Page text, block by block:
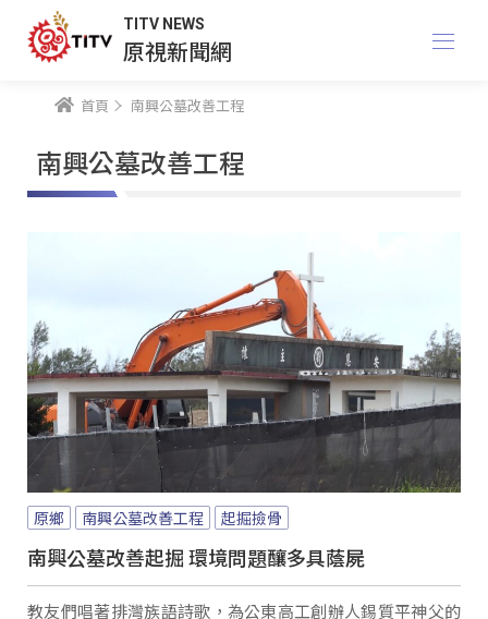
TITV NEWS
原視新聞網
首頁 南興公墓改善工程
南興公墓改善工程
原鄉 南興公墓改善工程 起掘撿骨
南興公墓改善起掘 環境問題釀多具蔭屍
教友們唱著排灣族語詩歌，為公東高工創辦人錫質平神父的